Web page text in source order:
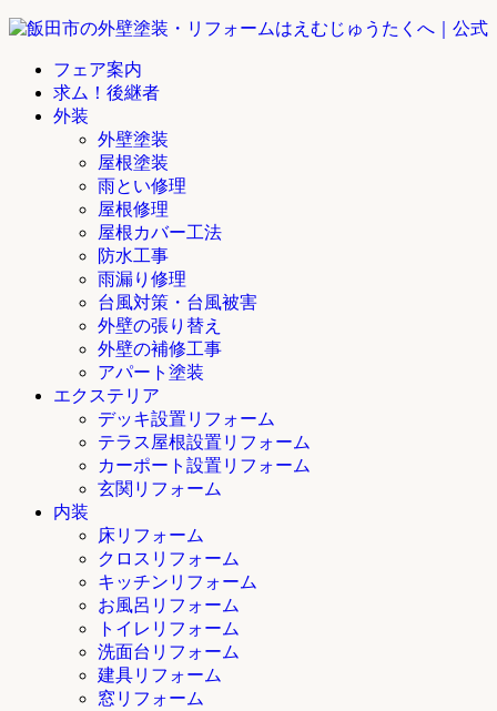
フェア案内
求ム！後継者
外装
外壁塗装
屋根塗装
雨とい修理
屋根修理
屋根カバー工法
防水工事
雨漏り修理
台風対策・台風被害
外壁の張り替え
外壁の補修工事
アパート塗装
エクステリア
デッキ設置リフォーム
テラス屋根設置リフォーム
カーポート設置リフォーム
玄関リフォーム
内装
床リフォーム
クロスリフォーム
キッチンリフォーム
お風呂リフォーム
トイレリフォーム
洗面台リフォーム
建具リフォーム
窓リフォーム